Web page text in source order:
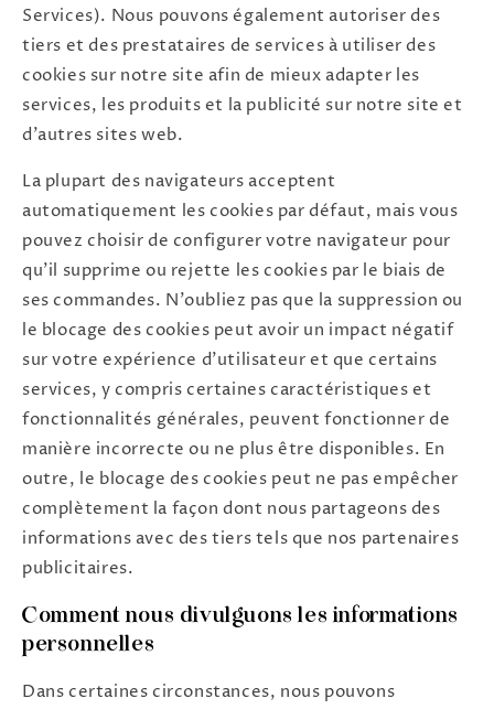
Services). Nous pouvons également autoriser des
tiers et des prestataires de services à utiliser des
cookies sur notre site afin de mieux adapter les
services, les produits et la publicité sur notre site et
d'autres sites web.
La plupart des navigateurs acceptent
automatiquement les cookies par défaut, mais vous
pouvez choisir de configurer votre navigateur pour
qu'il supprime ou rejette les cookies par le biais de
ses commandes. N'oubliez pas que la suppression ou
le blocage des cookies peut avoir un impact négatif
sur votre expérience d'utilisateur et que certains
services, y compris certaines caractéristiques et
fonctionnalités générales, peuvent fonctionner de
manière incorrecte ou ne plus être disponibles. En
outre, le blocage des cookies peut ne pas empêcher
complètement la façon dont nous partageons des
informations avec des tiers tels que nos partenaires
publicitaires.
Comment nous divulguons les informations
personnelles
Dans certaines circonstances, nous pouvons